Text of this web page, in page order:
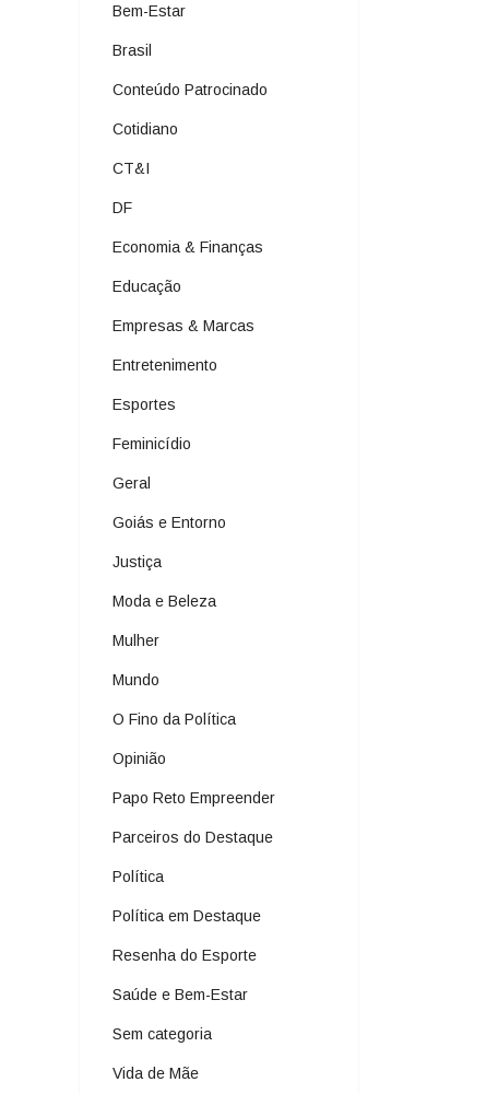
Bem-Estar
Brasil
Conteúdo Patrocinado
Cotidiano
CT&I
DF
Economia & Finanças
Educação
Empresas & Marcas
Entretenimento
Esportes
Feminicídio
Geral
Goiás e Entorno
Justiça
Moda e Beleza
Mulher
Mundo
O Fino da Política
Opinião
Papo Reto Empreender
Parceiros do Destaque
Política
Política em Destaque
Resenha do Esporte
Saúde e Bem-Estar
Sem categoria
Vida de Mãe